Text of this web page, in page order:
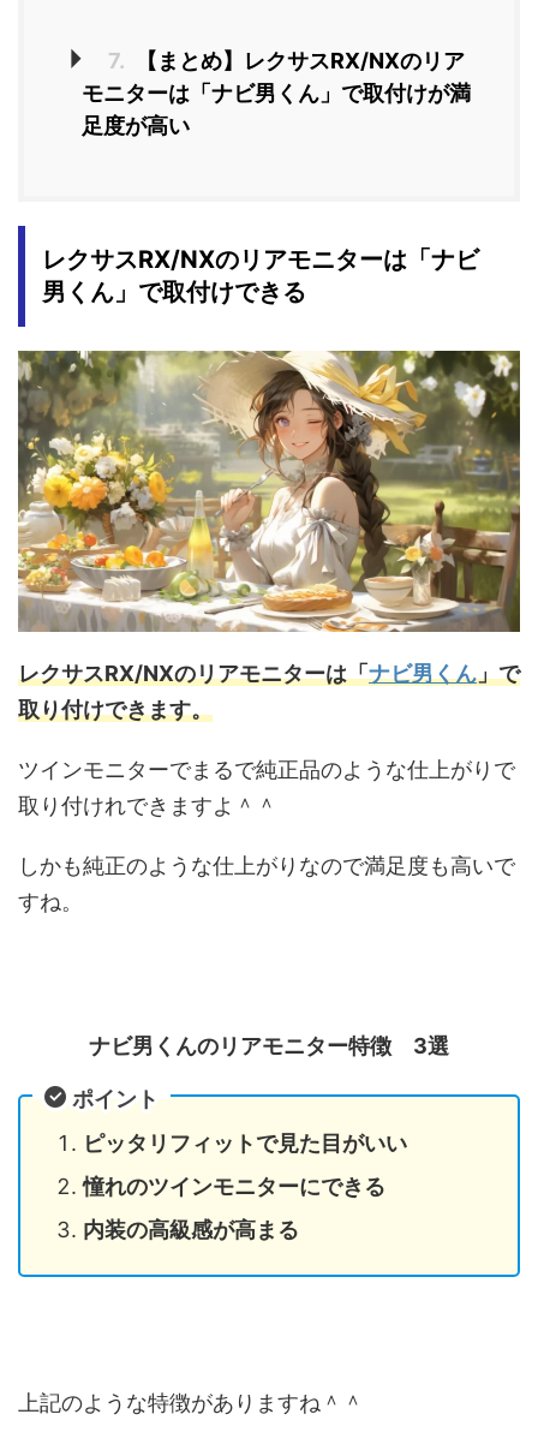
7.
【まとめ】レクサスRX/NXのリア
モニターは「ナビ男くん」で取付けが満
足度が高い
レクサスRX/NXのリアモニターは「ナビ
男くん」で取付けできる
レクサスRX/NXのリアモニターは「ナビ男くん」で
取り付けできます。
ツインモニターでまるで純正品のような仕上がりで
取り付けれできますよ＾＾
しかも純正のような仕上がりなので満足度も高いで
すね。
ナビ男くんのリアモニター特徴 3選
ポイント
ピッタリフィットで見た目がいい
憧れのツインモニターにできる
内装の高級感が高まる
上記のような特徴がありますね＾＾